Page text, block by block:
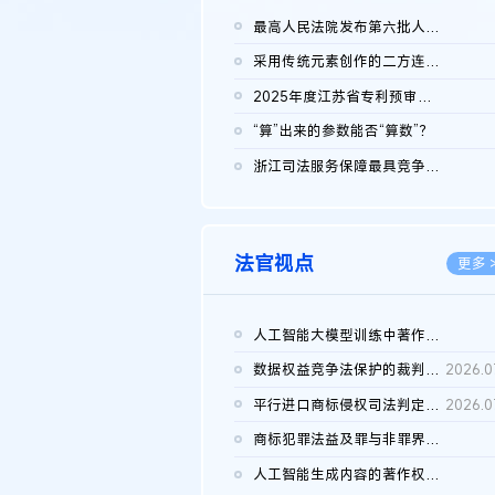
最高人民法院发布第六批人民法院种业知识产权司法保护典型案例 含...
采用传统元素创作的二方连续装饰图案作品的独创性及侵权对比认定
2025年度江苏省专利预审典型案例
“算”出来的参数能否“算数”？
浙江司法服务保障最具竞争力营商环境建设典型案例（第二批）含侵...
法官视点 更多
人工智能大模型训练中著作权的合理使用
数据权益竞争法保护的裁判路径构建
平行进口商标侵权司法判定规则的困境与纾解
商标犯罪法益及罪与非罪界限研究
人工智能生成内容的著作权司法认定：演进逻辑、现实困境与规则建...